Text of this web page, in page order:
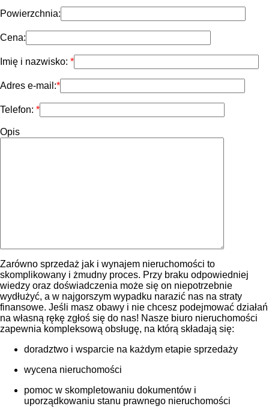
Powierzchnia:
Cena:
Imię i nazwisko:
Adres e-mail:
Telefon:
Opis
Zarówno sprzedaż jak i wynajem nieruchomości to
skomplikowany i żmudny proces. Przy braku odpowiedniej
wiedzy oraz doświadczenia może się on niepotrzebnie
wydłużyć, a w najgorszym wypadku narazić nas na straty
finansowe. Jeśli masz obawy i nie chcesz podejmować działań
na własną rękę zgłoś się do nas! Nasze biuro nieruchomości
zapewnia kompleksową obsługę, na którą składają się:
doradztwo i wsparcie na każdym etapie sprzedaży
wycena nieruchomości
pomoc w skompletowaniu dokumentów i
uporządkowaniu stanu prawnego nieruchomości